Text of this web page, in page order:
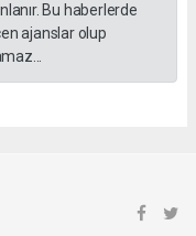
Bu haberlerde
ajanslar olup